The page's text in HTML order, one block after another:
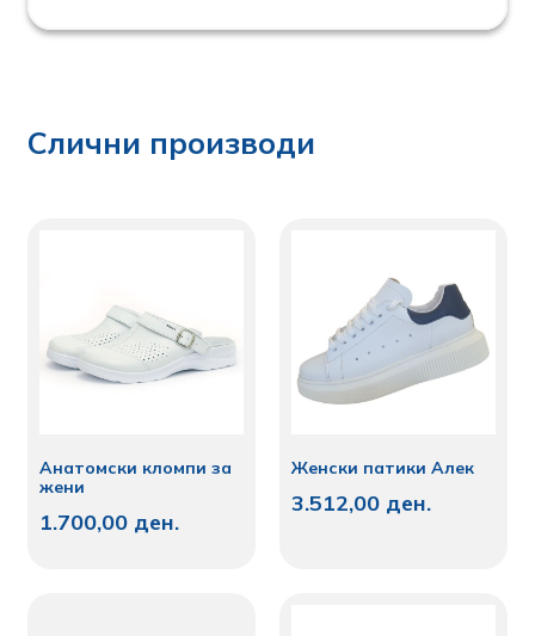
Слични производи
Анатомски кломпи за
жени
1.700,00 ден.
Женски патики Алек
3.512,00 ден.